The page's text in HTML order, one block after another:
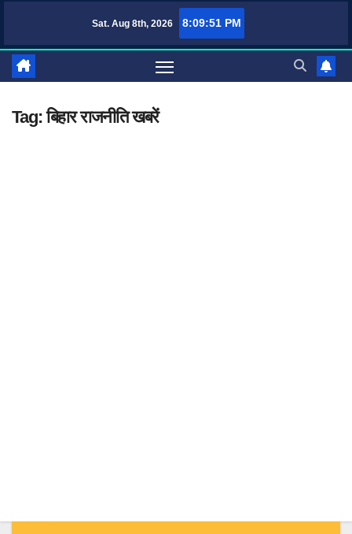
content
Sat. Aug 8th, 2026 8:09:51 PM
TufaWrite – Latest Technology Updates, Informative Knowledge &
Tag:बिहार राजनीति खबरें